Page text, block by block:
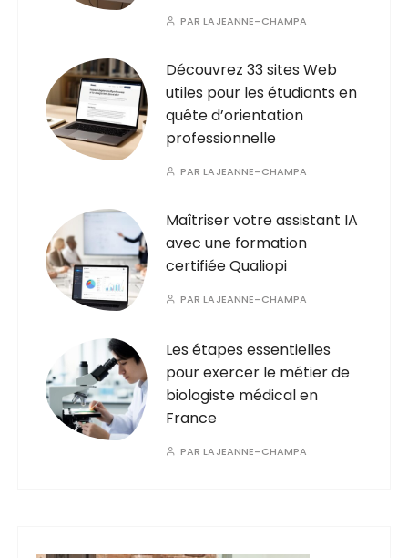
PARLAJEANNE-CHAMPA
Découvrez 33 sites Web
utiles pour les étudiants en
quête d’orientation
professionnelle
PARLAJEANNE-CHAMPA
Maîtriser votre assistant IA
avec une formation
certifiée Qualiopi
PARLAJEANNE-CHAMPA
Les étapes essentielles
pour exercer le métier de
biologiste médical en
France
PARLAJEANNE-CHAMPA